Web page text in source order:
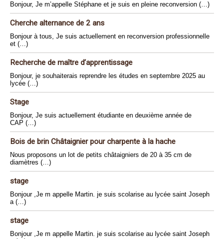
Bonjour, Je m’appelle Stéphane et je suis en pleine reconversion (…)
Cherche alternance de 2 ans
Bonjour à tous, Je suis actuellement en reconversion professionnelle
et (…)
Recherche de maître d’apprentissage
Bonjour, je souhaiterais reprendre les études en septembre 2025 au
lycée (…)
Stage
Bonjour, Je suis actuellement étudiante en deuxième année de
CAP (…)
Bois de brin Châtaignier pour charpente à la hache
Nous proposons un lot de petits châtaigniers de 20 à 35 cm de
diamètres (…)
stage
Bonjour ,Je m appelle Martin. je suis scolarise au lycée saint Joseph
a (…)
stage
Bonjour ,Je m appelle Martin. je suis scolarise au lycée saint Joseph